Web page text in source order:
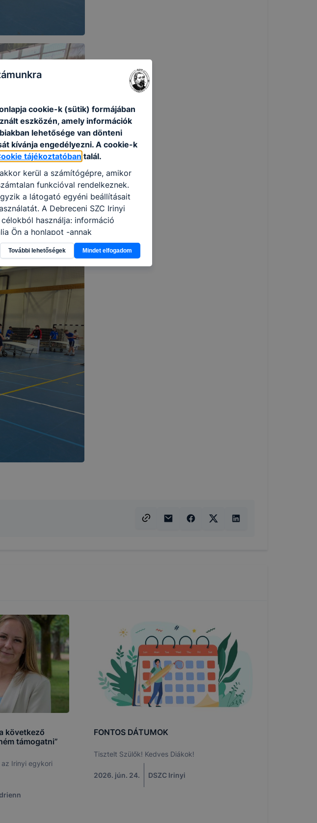
következő
támogatni”
Irinyi egykori
FONTOS DÁTUMOK
Tisztelt Szülők! Kedves Diákok!
2026. jún. 24. DSZC Irinyi
cookie-k (sütik) formájában
eszközén, amely információk
lehetősége van dönteni
kívánja engedélyezni. A cookie-k
tájékoztatóban talál.
kerül a számítógépre, amikor
funkcióval rendelkeznek.
a látogató egyéni beállításait
A Debreceni SZC Irinyi
használja: információ
Ön a honlapot -annak
vagy használja leginkább,
még jobb felhasználói élményt, ha
Hogyan ellenőrizheti és hogyan
böngésző engedélyezi a cookie-k
alapértelmezettként
általában megváltoztathatók.
honlapunk használhatóságának és
a cookie-k alkalmazásának
hogy felhasználóink nem
használatára, vagy a honlap a
További lehetőségek Mindet elfogadom